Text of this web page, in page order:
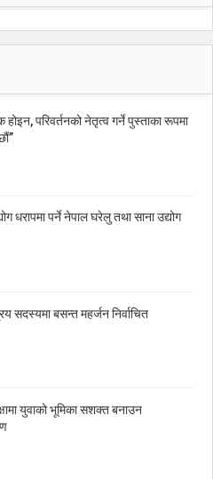
परिवर्तनको नेतृत्व गर्ने पुस्ताका रूपमा
धरापमा पर्ने नेपाल घरेलु तथा साना उद्योग
सदस्यमा बसन्त महर्जन निर्वाचित
युवाको भूमिका सशक्त बनाउन